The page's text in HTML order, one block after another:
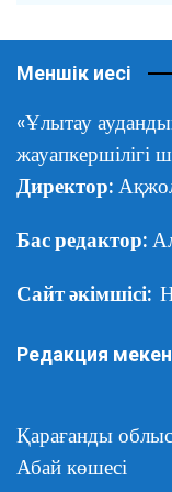
Меншік иесі
«Ұлытау
жауапкершілігі
Директор:
Бас редактор:
Сайт әкімшісі:
Редакция
Қарағанды
Абай көшесі